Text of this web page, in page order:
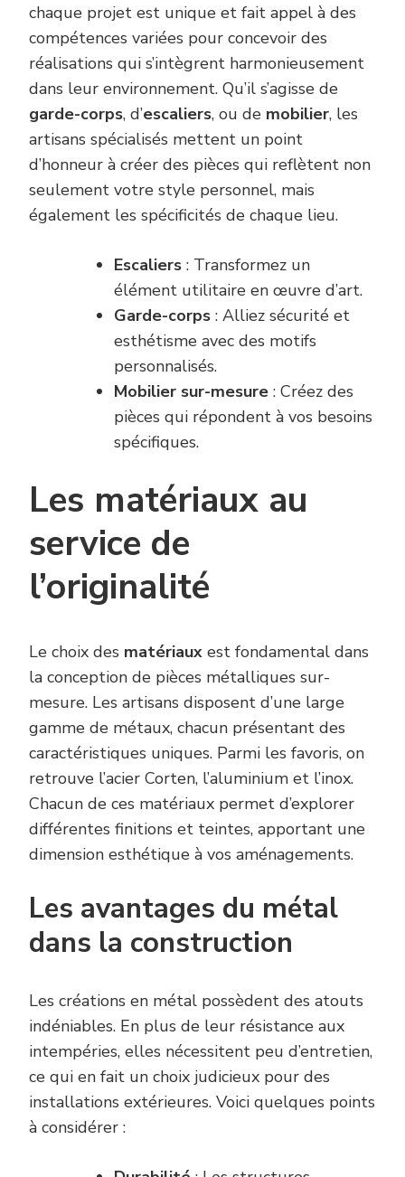
chaque projet est unique et fait appel à des
compétences variées pour concevoir des
réalisations qui s’intègrent harmonieusement
dans leur environnement. Qu’il s’agisse de
garde-corps, d’escaliers, ou de mobilier, les
artisans spécialisés mettent un point
d’honneur à créer des pièces qui reflètent non
seulement votre style personnel, mais
également les spécificités de chaque lieu.
Escaliers : Transformez un
élément utilitaire en œuvre d’art.
Garde-corps : Alliez sécurité et
esthétisme avec des motifs
personnalisés.
Mobilier sur-mesure : Créez des
pièces qui répondent à vos besoins
spécifiques.
Les matériaux au
service de
l’originalité
Le choix des matériaux est fondamental dans
la conception de pièces métalliques sur-
mesure. Les artisans disposent d’une large
gamme de métaux, chacun présentant des
caractéristiques uniques. Parmi les favoris, on
retrouve l’acier Corten, l’aluminium et l’inox.
Chacun de ces matériaux permet d’explorer
différentes finitions et teintes, apportant une
dimension esthétique à vos aménagements.
Les avantages du métal
dans la construction
Les créations en métal possèdent des atouts
indéniables. En plus de leur résistance aux
intempéries, elles nécessitent peu d’entretien,
ce qui en fait un choix judicieux pour des
installations extérieures. Voici quelques points
à considérer :